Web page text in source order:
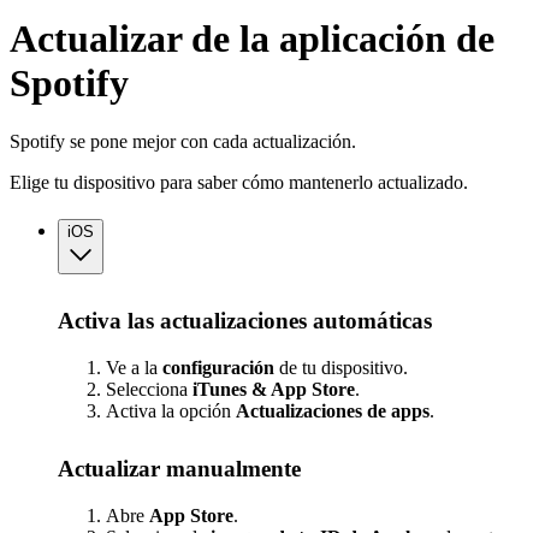
Actualizar de la aplicación de
Spotify
Spotify se pone mejor con cada actualización.
Elige tu dispositivo para saber cómo mantenerlo actualizado.
iOS
Activa las actualizaciones automáticas
Ve a la configuración de tu dispositivo.
Selecciona iTunes & App Store.
Activa la opción Actualizaciones de apps.
Actualizar manualmente
Abre App Store.